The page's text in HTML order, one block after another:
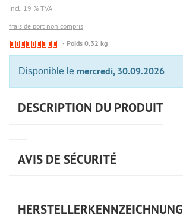
incl. 19 % TVA
frais de port non compris
🔴
Derzeit
lieferbar
Poids 0,32 kg
Disponible le mercredi, 30.09.2026
DESCRIPTION DU PRODUIT
AVIS DE SÉCURITÉ
HERSTELLERKENNZEICHNUNG